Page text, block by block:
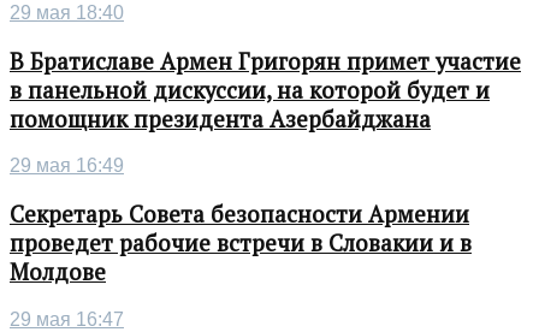
29 мая 18:40
В Братиславе Армен Григорян примет участие
в панельной дискуссии, на которой будет и
помощник президента Азербайджана
29 мая 16:49
Секретарь Совета безопасности Армении
проведет рабочие встречи в Словакии и в
Молдове
29 мая 16:47